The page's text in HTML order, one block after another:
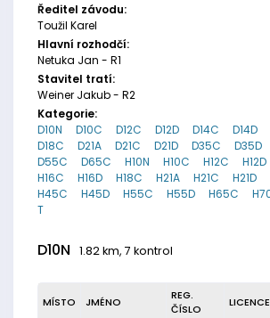
Ředitel závodu:
Toužil Karel
Hlavní rozhodčí:
Netuka Jan - R1
Stavitel tratí:
Weiner Jakub - R2
Kategorie:
D10N
D10C D12C D12D D14C D14D
D18C
D21A D21C D21D D35C D35D
D55C
D65C H10N H10C H12C H12D
H16C
H16D H18C H21A H21C H21D
H45C
H45D H55C H55D H65C
T
D10N 1.82 km, 7 kontrol
MÍSTO JMÉNO
REG.
ČÍSLO
LICENCE